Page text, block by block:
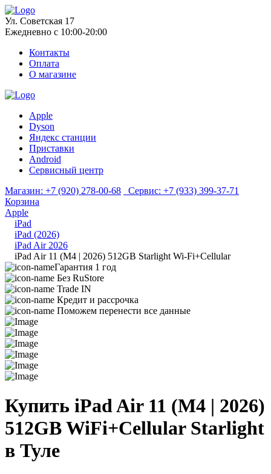
Ул. Советская 17
Ежедневно с 10:00-20:00
Контакты
Оплата
О магазине
Apple
Dyson
Яндекс станции
Приставки
Android
Сервисный центр
Магазин: +7 (920) 278-00-68 Сервис: +7 (933) 399-37-71
Корзина
Apple
iPad
iPad (2026)
iPad Air 2026
iPad Air 11 (M4 | 2026) 512GB Starlight Wi-Fi+Cellular
Гарантия 1 год
Без RuStore
Trade IN
Кредит и рассрочка
Поможем перенести все данные
Купить iPad Air 11 (M4 | 2026)
512GB WiFi+Cellular Starlight
в Туле